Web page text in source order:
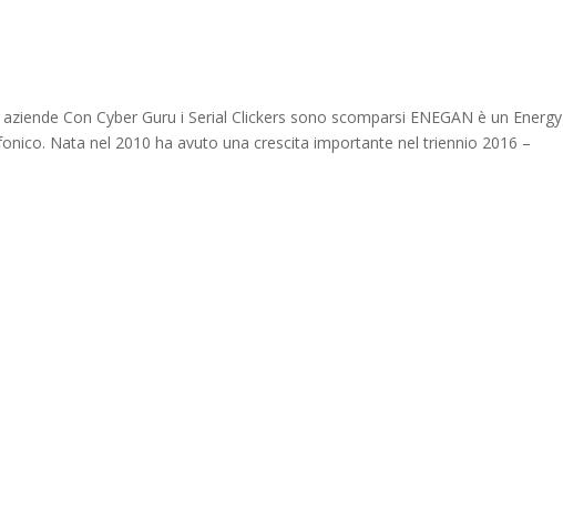
Con Cyber Guru i Serial Clickers sono scomparsi ENEGAN è un Energy
Nata nel 2010 ha avuto una crescita importante nel triennio 2016 –